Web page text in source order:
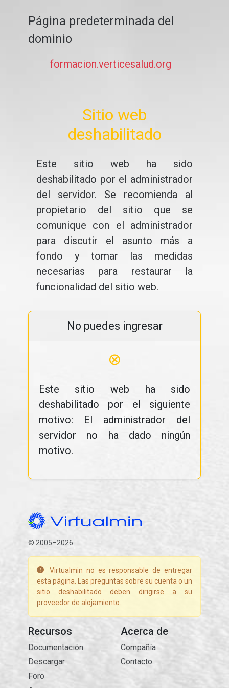
Página predeterminada del
dominio
formacion.verticesalud.org
Sitio web
deshabilitado
Este sitio web ha sido
deshabilitado por el administrador
del servidor. Se recomienda al
propietario del sitio que se
comunique con el administrador
para discutir el asunto más a
fondo y tomar las medidas
necesarias para restaurar la
funcionalidad del sitio web.
No puedes ingresar
⊗
Este sitio web ha sido
deshabilitado por el siguiente
motivo: El administrador del
servidor no ha dado ningún
motivo.
© 2005–2026
Virtualmin no es responsable de entregar
esta página. Las preguntas sobre su cuenta o un
sitio deshabilitado deben dirigirse a su
proveedor de alojamiento.
Recursos
Documentación
Descargar
Foro
Acerca de
Compañía
Contacto